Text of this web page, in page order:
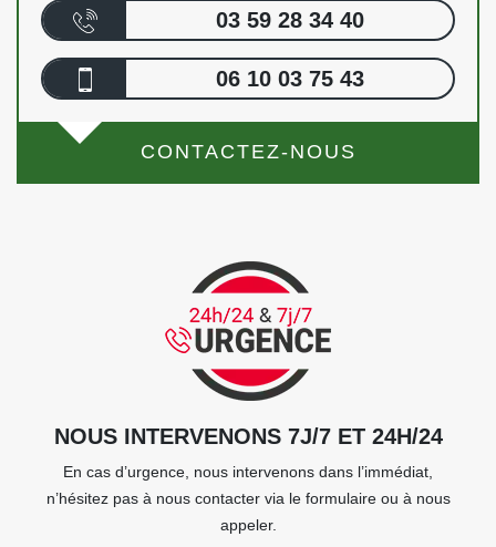
03 59 28 34 40
06 10 03 75 43
CONTACTEZ-NOUS
NOUS INTERVENONS 7J/7 ET 24H/24
En cas d’urgence, nous intervenons dans l’immédiat,
n’hésitez pas à nous contacter via le formulaire ou à nous
appeler.